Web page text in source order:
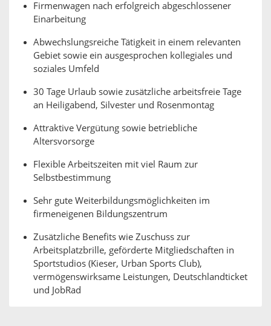
Firmenwagen nach erfolgreich abgeschlossener
Einarbeitung
Abwechslungsreiche Tätigkeit in einem relevanten
Gebiet sowie ein ausgesprochen kollegiales und
soziales Umfeld
30 Tage Urlaub sowie zusätzliche arbeitsfreie Tage
an Heiligabend, Silvester und Rosenmontag
Attraktive Vergütung sowie betriebliche
Altersvorsorge
Flexible Arbeitszeiten mit viel Raum zur
Selbstbestimmung
Sehr gute Weiterbildungsmöglichkeiten im
firmeneigenen Bildungszentrum
Zusätzliche Benefits wie Zuschuss zur
Arbeitsplatzbrille, geförderte Mitgliedschaften in
Sportstudios (Kieser, Urban Sports Club),
vermögenswirksame Leistungen, Deutschlandticket
und JobRad